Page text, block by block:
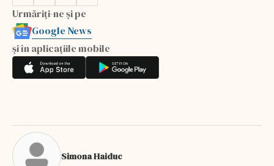
Urmăriți-ne și pe
Google News
și în aplicațiile mobile
Simona Haiduc